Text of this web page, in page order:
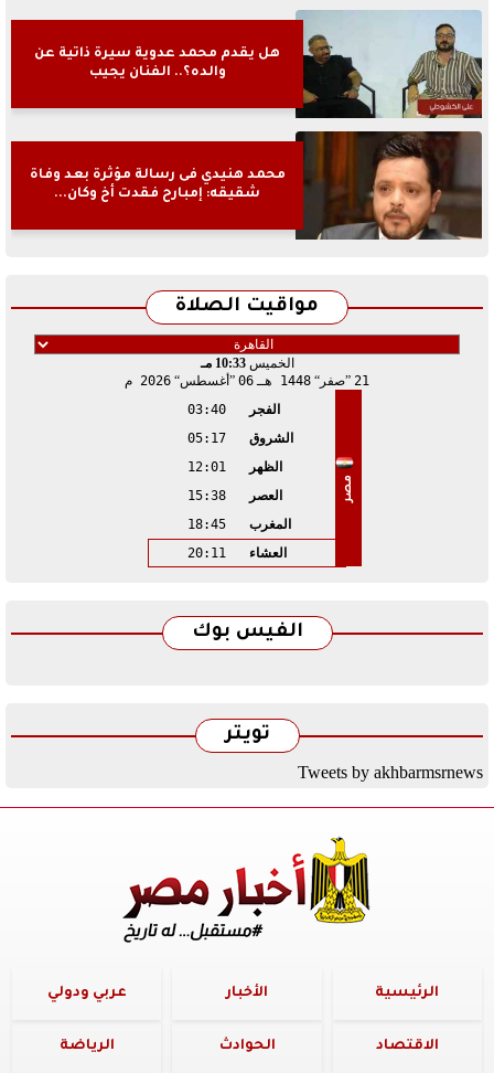
هل يقدم محمد عدوية سيرة ذاتية عن
والده؟.. الفنان يجيب
محمد هنيدي فى رسالة مؤثرة بعد وفاة
شقيقه: إمبارح فقدت أخ وكان...
مواقيت الصلاة
الخميس10:33 مـ
21 صفر 1448 هـ 06 أغسطس 2026 م
مصر
الفجر
03:40
الشروق
05:17
الظهر
12:01
العصر
15:38
المغرب
18:45
العشاء
20:11
الفيس بوك
تويتر
Tweets by akhbarmsrnews
الرئيسية الأخبار عربي ودولي
الاقتصاد الحوادث الرياضة